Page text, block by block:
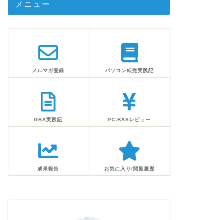
メニュー
メルマガ登録 パソコン転売実践記
GBA実践記 PC-BASレビュー
成果報告 お気に入り/閲覧履歴